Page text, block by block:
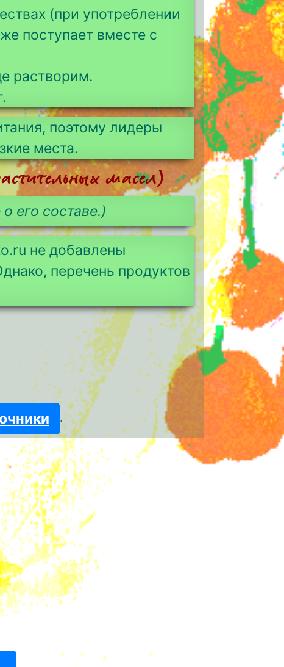
(при употреблении
поступает вместе с
растворим.
поэтому лидеры
места.
масел)
его составе.)
не добавлены
перечень продуктов
.